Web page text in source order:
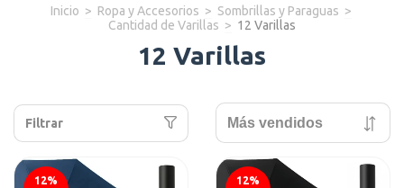
Inicio > Ropa y Accesorios > Sombrillas y Paraguas >
Cantidad de Varillas > 12 Varillas
12 Varillas
Filtrar
12%
12%